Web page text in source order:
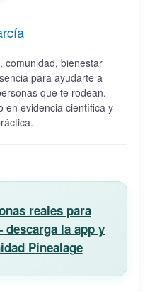
comunidad, bienestar
para ayudarte a
que te rodean.
en evidencia científica y
reales para
la app y
Pinealage